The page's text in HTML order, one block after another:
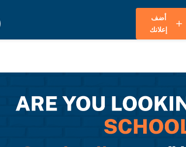
أضف
إعلانك